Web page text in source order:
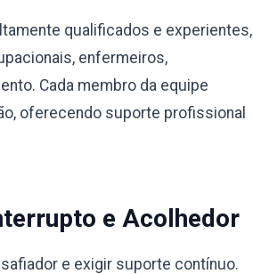
qualificados e experientes,
enfermeiros,
Cada membro da equipe
oferecendo suporte profissional
e Acolhedor
e exigir suporte contínuo.